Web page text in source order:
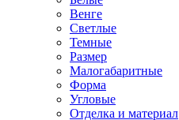
Венге
Светлые
Темные
Размер
Малогабаритные
Форма
Угловые
Отделка и материал